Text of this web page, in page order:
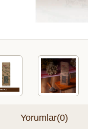
Yorumlar(0)